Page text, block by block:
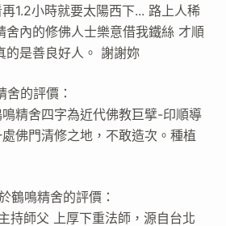
1.2小時就要太陽西下... 路上人稀
舍內的修佛人士樂意借我鐵絲 才順
的是善良好人。 謝謝妳
的評價：
精舍四字為近代佛教巨擘-印順導
佛門清修之地，不敢造次。種植
鶴鳴精舍的評價：
持師父 上厚下重法師 ，源自台北